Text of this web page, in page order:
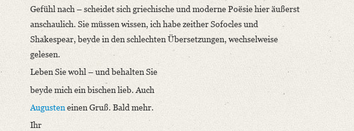
Gefühl nach – scheidet sich griechische und moderne Poësie hier äußerst
anschaulich. Sie müssen wissen, ich habe zeither Sofocles und
Shakespear, beyde in den schlechten Übersetzungen, wechselweise
gelesen.
Leben Sie wohl – und behalten Sie
beyde mich ein bischen lieb. Auch
Augusteneinen Gruß. Bald mehr.
Ihr